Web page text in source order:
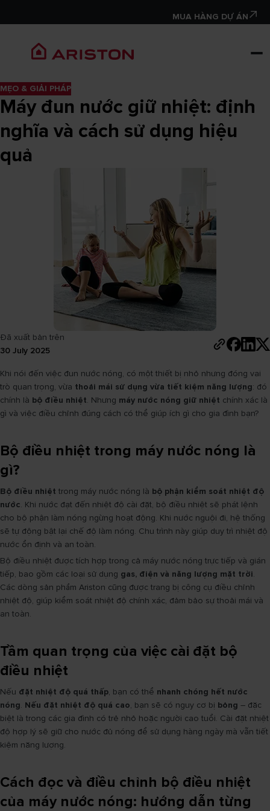
MUA HÀNG DỰ ÁN
MẸO & GIẢI PHÁP
Máy đun nước giữ nhiệt: định
nghĩa và cách sử dụng hiệu
quả
Đã xuất bản trên
30 July 2025
Khi nói đến việc đun nước nóng, có một thiết bị nhỏ nhưng đóng vai
trò quan trọng, vừa thoải mái sử dụng vừa tiết kiệm năng lượng: đó
chính là bộ điều nhiệt. Nhưng máy nước nóng giữ nhiệt chính xác là
gì và việc điều chỉnh đúng cách có thể giúp ích gì cho gia đình bạn?
Bộ điều nhiệt trong máy nước nóng là
gì?
Bộ điều nhiệt trong máy nước nóng là bộ phận kiểm soát nhiệt độ
nước. Khi nước đạt đến nhiệt độ cài đặt, bộ điều nhiệt sẽ phát lệnh
cho bộ phận làm nóng ngừng hoạt động. Khi nước nguội đi, hệ thống
sẽ tự động bật lại chế độ làm nóng. Chu trình này giúp duy trì nhiệt độ
nước ổn định và an toàn.
Bộ điều nhiệt được tích hợp trong cả máy nước nóng trực tiếp và gián
tiếp, bao gồm các loại sử dụng gas, điện và năng lượng mặt trời.
Các dòng sản phẩm Ariston cũng được trang bị công cụ điều chỉnh
nhiệt độ, giúp kiểm soát nhiệt độ chính xác, đảm bảo sự thoải mái và
an toàn.
Tầm quan trọng của việc cài đặt bộ
điều nhiệt
Nếu đặt nhiệt độ quá thấp, bạn có thể nhanh chóng hết nước
nóng. Nếu đặt nhiệt độ quá cao, bạn sẽ có nguy cơ bị bỏng – đặc
biệt là trong các gia đình có trẻ nhỏ hoặc người cao tuổi. Cài đặt nhiệt
độ hợp lý sẽ giữ cho nước đủ nóng để sử dụng hàng ngày mà vẫn tiết
kiệm năng lượng.
Cách đọc và điều chỉnh bộ điều nhiệt
của máy nước nóng: hướng dẫn từng